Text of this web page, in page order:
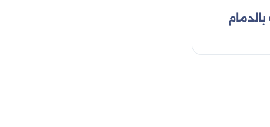
ومناطق الحركة الكثيفة. يتميز بالصلابة والمقاومة
في واجهات المباني، النوافذ، والأبواب، بالإضافة
والفنادق، مما يضيف لمسة جمالية وخصوصية.